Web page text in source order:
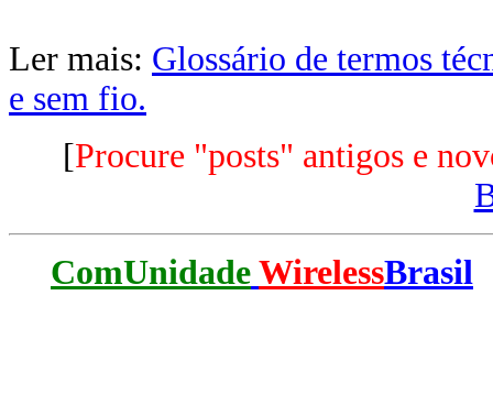
Ler mais: Glossário de termos
e sem fio.
[Procure "posts" antigos e
ComUnidade WirelessBrasil